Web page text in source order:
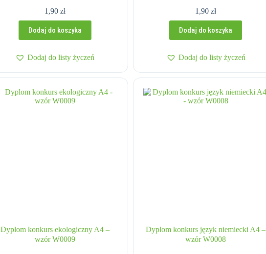
1,90 zł
Dodaj do koszyka
Dodaj do listy życzeń
1,90zł
Dodaj do koszyka
Dodaj do listy życzeń
Dyplom konkurs ekologiczny A4 –
wzór W0009
Dyplom konkurs język niemiecki A4 –
wzór W0008